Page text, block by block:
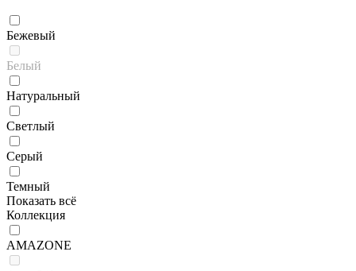
Бежевый
Белый
Натуральный
Светлый
Серый
Темный
Показать всё
Коллекция
AMAZONE